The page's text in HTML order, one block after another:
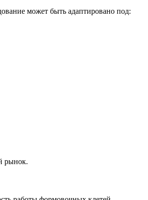
может быть адаптировано под:
рынок.